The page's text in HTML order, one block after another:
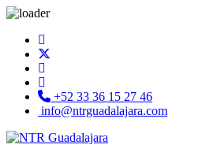
+52 33 36 15 27 46
info@ntrguadalajara.com